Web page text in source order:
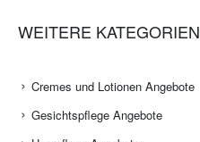
WEITERE KATEGORIEN
Cremes und Lotionen Angebote
Gesichtspflege Angebote